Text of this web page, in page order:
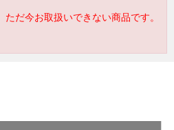
だ今お取扱いできない商品です。